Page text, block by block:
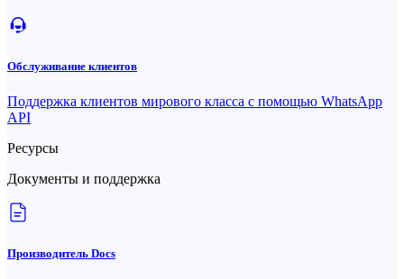
Обслуживание клиентов
Поддержка клиентов мирового класса с помощью WhatsApp
API
Ресурсы
Документы и поддержка
Производитель Docs